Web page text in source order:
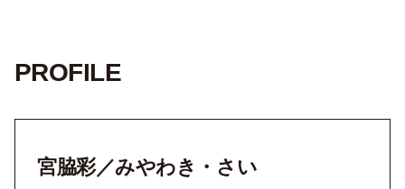
PROFILE
宮脇彩／みやわき・さい